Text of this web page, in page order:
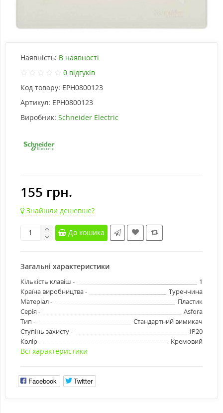
Наявність: В наявності
0 відгуків
Код товару: EPH0800123
Артикул: EPH0800123
Виробник: Schneider Electric
155 грн.
Знайшли дешевше?
До кошика
Загальні характеристики
Кількість клавіш -
1
Країна виробництва -
Туреччина
Матеріал -
Пластик
Серія -
Asfora
Тип -
Стандартний вимикач
Ступінь захисту -
IP20
Колір -
Кремовий
Всі характеристики
Facebook Twitter